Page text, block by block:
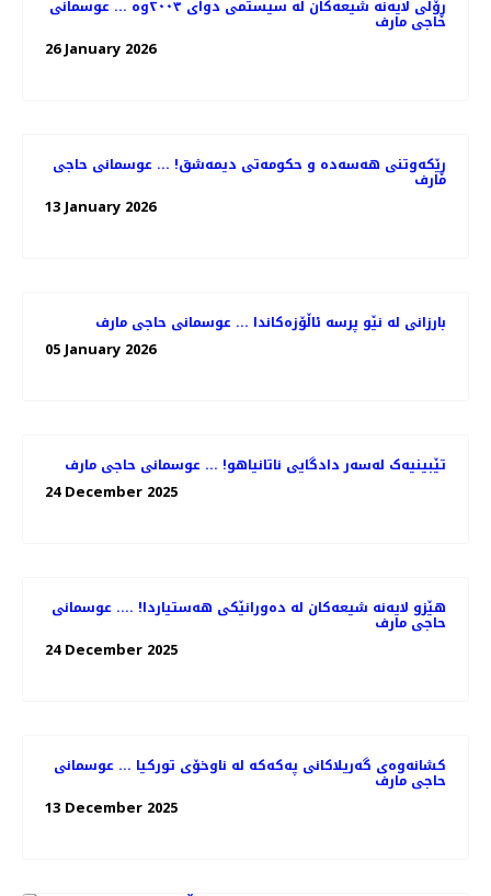
ڕۆڵی لایەنە شیعەکان لە سیستمی دوای ٢٠٠٣وە ... عوسمانی
حاجی مارف
26 January 2026
ڕێکەوتنی هەسەدە و حکومەتی دیمەشق! ... عوسمانی حاجی
مارف
13 January 2026
بارزانی لە نێو پرسە ئاڵۆزەکاندا ... عوسمانی حاجی مارف
05 January 2026
تێبینیەک لەسەر دادگایی ناتانیاهو! ... عوسمانی حاجی مارف
24 December 2025
هێزو لایەنە شیعەکان لە دەورانێکی هەستیاردا! .... عوسمانی
حاجی مارف
24 December 2025
کشانەوەی گەریلاکانی پەکەکە لە ناوخۆی تورکیا ... عوسمانی
حاجی مارف
13 December 2025